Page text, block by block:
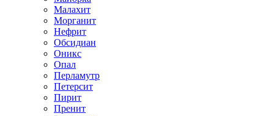
Малахит
Морганит
Нефрит
Обсидиан
Оникс
Опал
Перламутр
Петерсит
Пирит
Пренит